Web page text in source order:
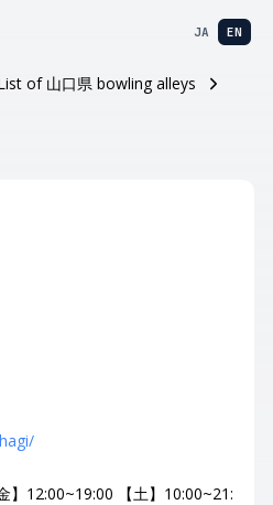
JA EN
of 山口県 bowling alleys
】12:00~19:00 【土】10:00~21: